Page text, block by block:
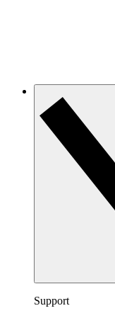
Support